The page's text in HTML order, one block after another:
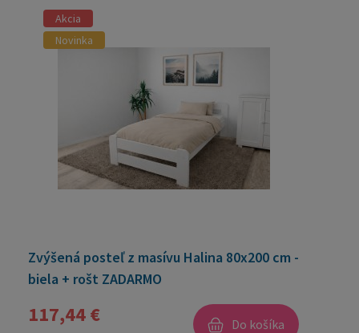
Akcia
Novinka
Zvýšená posteľ z masívu Halina 80x200 cm -
biela + rošt ZADARMO
117,44 € Do košíka